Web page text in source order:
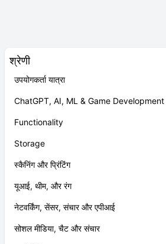
श्रेणी
उपयोगकर्ता यात्रा
ChatGPT, AI, ML & Game Development
Functionality
Storage
स्कैनिंग और प्रिंटिंग
यूआई, थीम, और रंग
नेटवर्किंग, सेंसर, संचार और एपीआई
सोशल मीडिया, चैट और संचार